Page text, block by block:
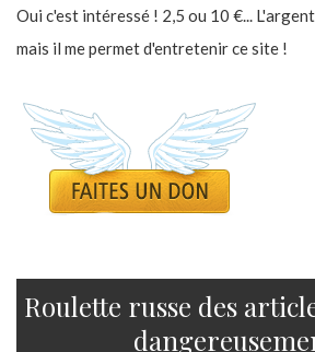
Oui c'est intéressé ! 2,5 ou 10 €...
mais il me permet d'entretenir ce site !
Roulette russe des